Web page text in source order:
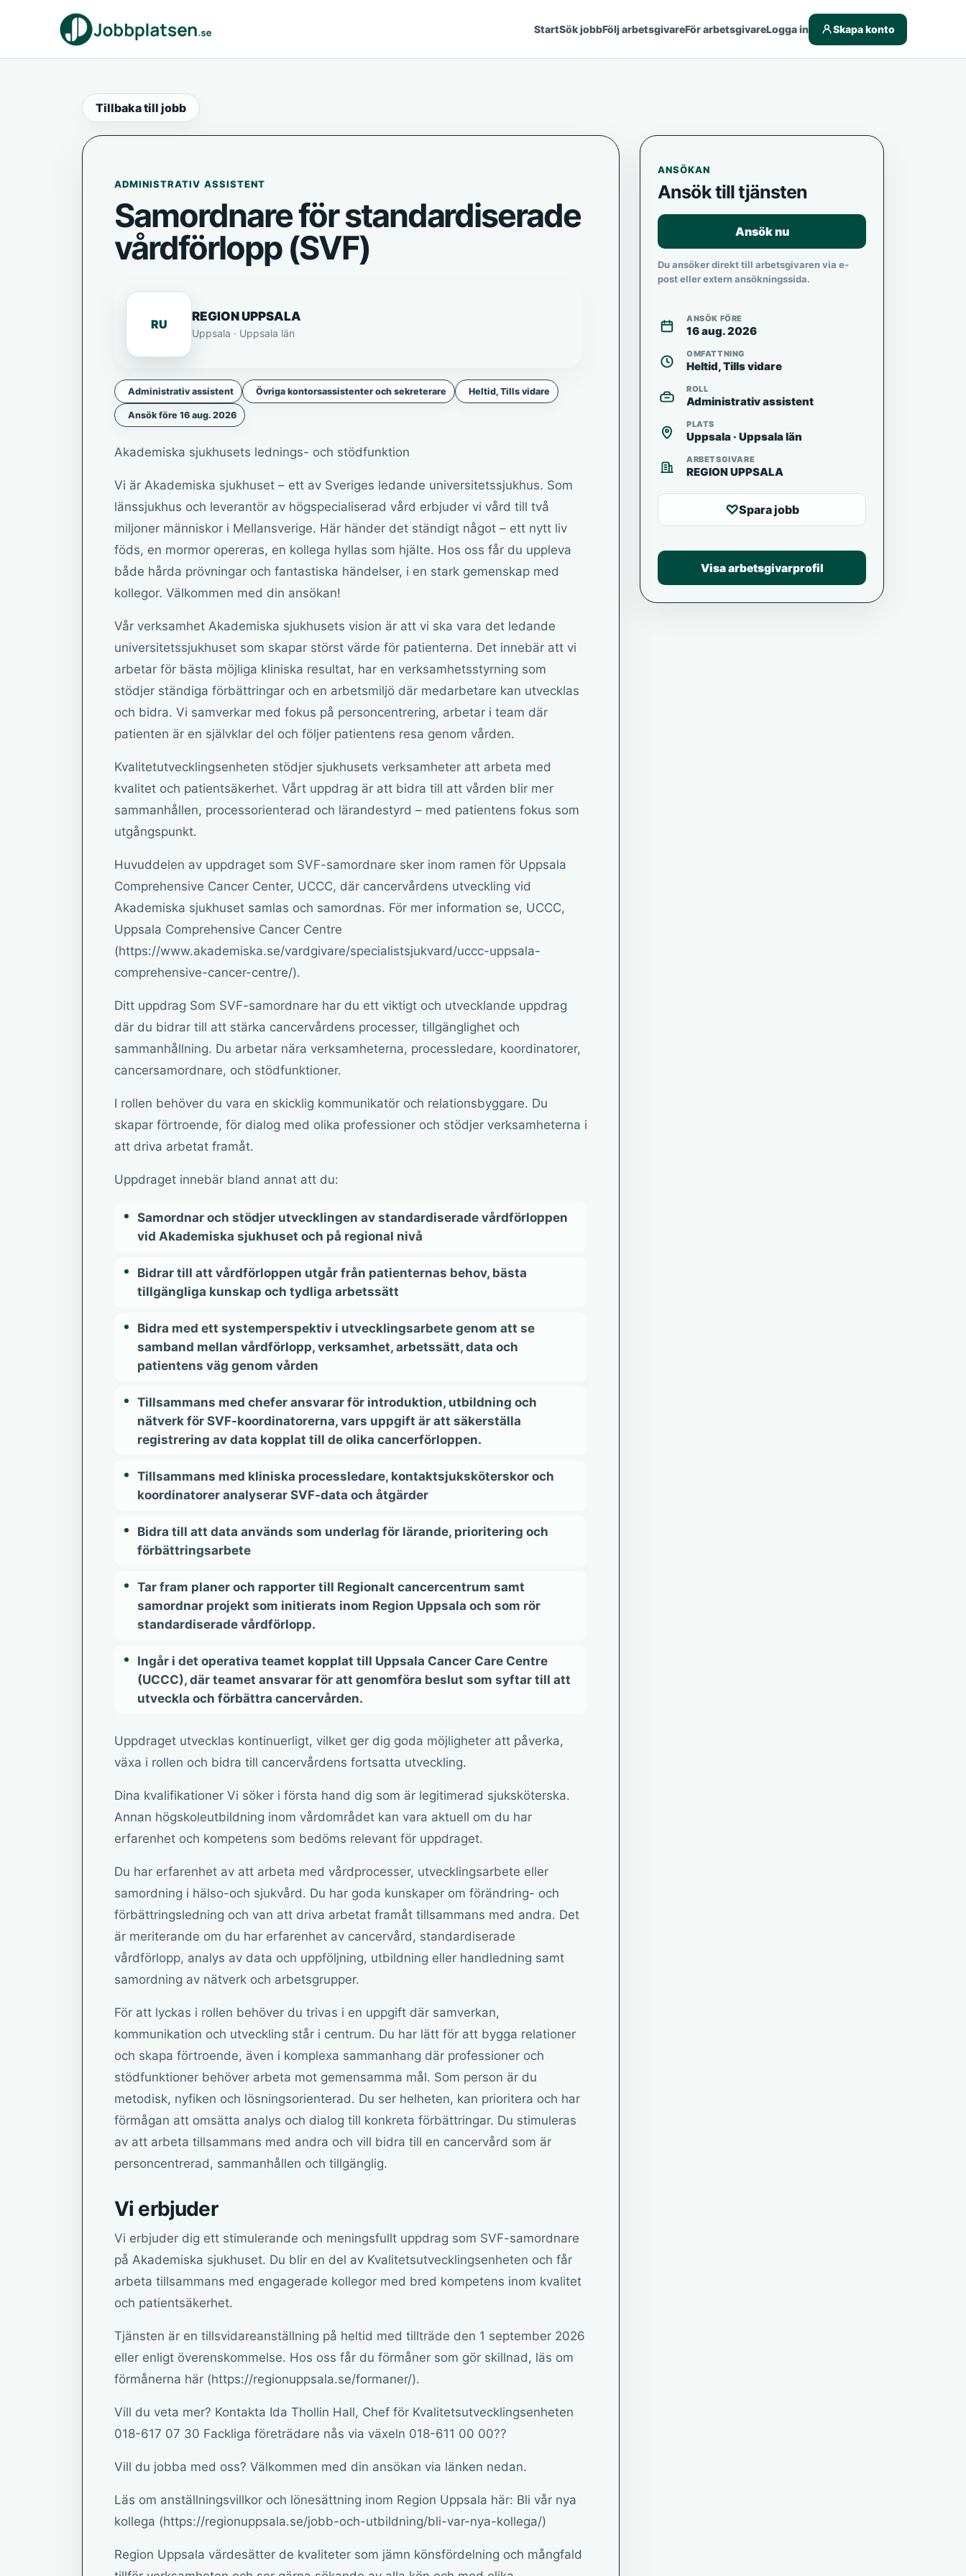
StartSök jobbFölj arbetsgivareFör arbetsgivareLogga in Skapa konto
Tillbaka till jobb
ADMINISTRATIV ASSISTENT
Samordnare för standardiserade
vårdförlopp (SVF)
RU
REGION UPPSALA
Uppsala · Uppsala län
Administrativ assistent Övriga kontorsassistenter och sekreterare Heltid, Tills vidare
Ansök före 16 aug. 2026
Akademiska sjukhusets lednings- och stödfunktion
Vi är Akademiska sjukhuset – ett av Sveriges ledande universitetssjukhus. Som
länssjukhus och leverantör av högspecialiserad vård erbjuder vi vård till två
miljoner människor i Mellansverige. Här händer det ständigt något – ett nytt liv
föds, en mormor opereras, en kollega hyllas som hjälte. Hos oss får du uppleva
både hårda prövningar och fantastiska händelser, i en stark gemenskap med
kollegor. Välkommen med din ansökan!
Vår verksamhet Akademiska sjukhusets vision är att vi ska vara det ledande
universitetssjukhuset som skapar störst värde för patienterna. Det innebär att vi
arbetar för bästa möjliga kliniska resultat, har en verksamhetsstyrning som
stödjer ständiga förbättringar och en arbetsmiljö där medarbetare kan utvecklas
och bidra. Vi samverkar med fokus på personcentrering, arbetar i team där
patienten är en självklar del och följer patientens resa genom vården.
Kvalitetutvecklingsenheten stödjer sjukhusets verksamheter att arbeta med
kvalitet och patientsäkerhet. Vårt uppdrag är att bidra till att vården blir mer
sammanhållen, processorienterad och lärandestyrd – med patientens fokus som
utgångspunkt.
Huvuddelen av uppdraget som SVF-samordnare sker inom ramen för Uppsala
Comprehensive Cancer Center, UCCC, där cancervårdens utveckling vid
Akademiska sjukhuset samlas och samordnas. För mer information se, UCCC,
Uppsala Comprehensive Cancer Centre
(https://www.akademiska.se/vardgivare/specialistsjukvard/uccc-uppsala-
comprehensive-cancer-centre/).
Ditt uppdrag Som SVF-samordnare har du ett viktigt och utvecklande uppdrag
där du bidrar till att stärka cancervårdens processer, tillgänglighet och
sammanhållning. Du arbetar nära verksamheterna, processledare, koordinatorer,
cancersamordnare, och stödfunktioner.
I rollen behöver du vara en skicklig kommunikatör och relationsbyggare. Du
skapar förtroende, för dialog med olika professioner och stödjer verksamheterna i
att driva arbetat framåt.
Uppdraget innebär bland annat att du:
Samordnar och stödjer utvecklingen av standardiserade vårdförloppen
vid Akademiska sjukhuset och på regional nivå
Bidrar till att vårdförloppen utgår från patienternas behov, bästa
tillgängliga kunskap och tydliga arbetssätt
Bidra med ett systemperspektiv i utvecklingsarbete genom att se
samband mellan vårdförlopp, verksamhet, arbetssätt, data och
patientens väg genom vården
Tillsammans med chefer ansvarar för introduktion, utbildning och
nätverk för SVF-koordinatorerna, vars uppgift är att säkerställa
registrering av data kopplat till de olika cancerförloppen.
Tillsammans med kliniska processledare, kontaktsjuksköterskor och
koordinatorer analyserar SVF-data och åtgärder
Bidra till att data används som underlag för lärande, prioritering och
förbättringsarbete
Tar fram planer och rapporter till Regionalt cancercentrum samt
samordnar projekt som initierats inom Region Uppsala och som rör
standardiserade vårdförlopp.
Ingår i det operativa teamet kopplat till Uppsala Cancer Care Centre
(UCCC), där teamet ansvarar för att genomföra beslut som syftar till att
utveckla och förbättra cancervården.
Uppdraget utvecklas kontinuerligt, vilket ger dig goda möjligheter att påverka,
växa i rollen och bidra till cancervårdens fortsatta utveckling.
Dina kvalifikationer Vi söker i första hand dig som är legitimerad sjuksköterska.
Annan högskoleutbildning inom vårdområdet kan vara aktuell om du har
erfarenhet och kompetens som bedöms relevant för uppdraget.
Du har erfarenhet av att arbeta med vårdprocesser, utvecklingsarbete eller
samordning i hälso-och sjukvård. Du har goda kunskaper om förändring- och
förbättringsledning och van att driva arbetat framåt tillsammans med andra. Det
är meriterande om du har erfarenhet av cancervård, standardiserade
vårdförlopp, analys av data och uppföljning, utbildning eller handledning samt
samordning av nätverk och arbetsgrupper.
För att lyckas i rollen behöver du trivas i en uppgift där samverkan,
kommunikation och utveckling står i centrum. Du har lätt för att bygga relationer
och skapa förtroende, även i komplexa sammanhang där professioner och
stödfunktioner behöver arbeta mot gemensamma mål. Som person är du
metodisk, nyfiken och lösningsorienterad. Du ser helheten, kan prioritera och har
förmågan att omsätta analys och dialog till konkreta förbättringar. Du stimuleras
av att arbeta tillsammans med andra och vill bidra till en cancervård som är
personcentrerad, sammanhållen och tillgänglig.
Vi erbjuder
Vi erbjuder dig ett stimulerande och meningsfullt uppdrag som SVF-samordnare
på Akademiska sjukhuset. Du blir en del av Kvalitetsutvecklingsenheten och får
arbeta tillsammans med engagerade kollegor med bred kompetens inom kvalitet
och patientsäkerhet.
Tjänsten är en tillsvidareanställning på heltid med tillträde den 1 september 2026
eller enligt överenskommelse. Hos oss får du förmåner som gör skillnad, läs om
förmånerna här (https://regionuppsala.se/formaner/).
Vill du veta mer? Kontakta Ida Thollin Hall, Chef för Kvalitetsutvecklingsenheten
018-617 07 30 Fackliga företrädare nås via växeln 018-611 00 00??
Vill du jobba med oss? Välkommen med din ansökan via länken nedan.
Läs om anställningsvillkor och lönesättning inom Region Uppsala här: Bli vår nya
kollega (https://regionuppsala.se/jobb-och-utbildning/bli-var-nya-kollega/)
Region Uppsala värdesätter de kvaliteter som jämn könsfördelning och mångfald
ANSÖKAN
Ansök till tjänsten
Ansök nu
Du ansöker direkt till arbetsgivaren via e-
post eller extern ansökningssida.
ANSÖK FÖRE
16 aug. 2026
OMFATTNING
Heltid, Tills vidare
ROLL
Administrativ assistent
PLATS
Uppsala · Uppsala län
ARBETSGIVARE
REGION UPPSALA
♡Spara jobb
Visa arbetsgivarprofil